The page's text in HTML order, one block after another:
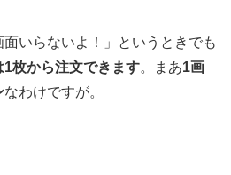
面いらないよ！」というときでも
1枚から注文できます。まあ1画
なわけですが。